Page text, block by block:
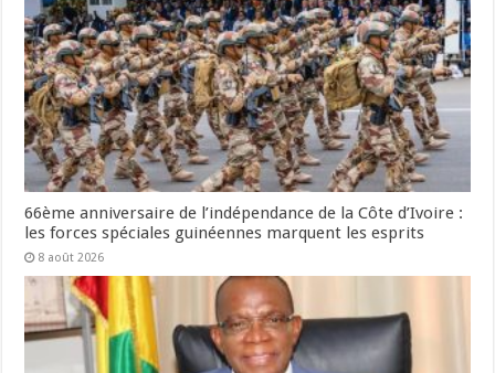
66ème anniversaire de l’indépendance de la Côte d’Ivoire :
les forces spéciales guinéennes marquent les esprits
8 août 2026